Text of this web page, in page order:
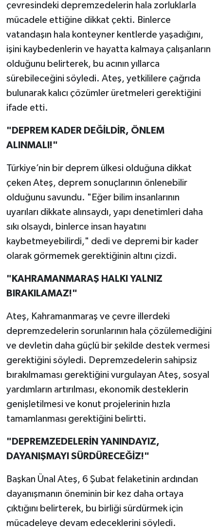
çevresindeki depremzedelerin hala zorluklarla
mücadele ettiğine dikkat çekti. Binlerce
vatandaşın hala konteyner kentlerde yaşadığını,
işini kaybedenlerin ve hayatta kalmaya çalışanların
olduğunu belirterek, bu acının yıllarca
sürebileceğini söyledi. Ateş, yetkililere çağrıda
bulunarak kalıcı çözümler üretmeleri gerektiğini
ifade etti.
"DEPREM KADER DEĞİLDİR, ÖNLEM
ALINMALI!"
Türkiye’nin bir deprem ülkesi olduğuna dikkat
çeken Ateş, deprem sonuçlarının önlenebilir
olduğunu savundu. "Eğer bilim insanlarının
uyarıları dikkate alınsaydı, yapı denetimleri daha
sıkı olsaydı, binlerce insan hayatını
kaybetmeyebilirdi," dedi ve depremi bir kader
olarak görmemek gerektiğinin altını çizdi.
"KAHRAMANMARAŞ HALKI YALNIZ
BIRAKILAMAZ!"
Ateş, Kahramanmaraş ve çevre illerdeki
depremzedelerin sorunlarının hala çözülemediğini
ve devletin daha güçlü bir şekilde destek vermesi
gerektiğini söyledi. Depremzedelerin sahipsiz
bırakılmaması gerektiğini vurgulayan Ateş, sosyal
yardımların artırılması, ekonomik desteklerin
genişletilmesi ve konut projelerinin hızla
tamamlanması gerektiğini belirtti.
"DEPREMZEDELERİN YANINDAYIZ,
DAYANIŞMAYI SÜRDÜRECEĞİZ!"
Başkan Ünal Ateş, 6 Şubat felaketinin ardından
dayanışmanın öneminin bir kez daha ortaya
çıktığını belirterek, bu birliği sürdürmek için
mücadeleye devam edeceklerini söyledi.
SEÇİM 2014
KİM KİMDİR
ÇEK GÖNDER
KİTAP
OTOMOBİL
MİZAH
TARİH
Genel
Politika
BÖLGEDEN
BİLİM TEKNOLOJİ
ASAYİŞ
SEÇİM 2015
ÇEVRE
BİLİM VE TEKNOLOJİ
YARIŞMALAR
HABERDE İNSAN